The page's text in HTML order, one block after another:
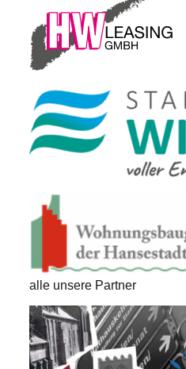
alle unsere Partner